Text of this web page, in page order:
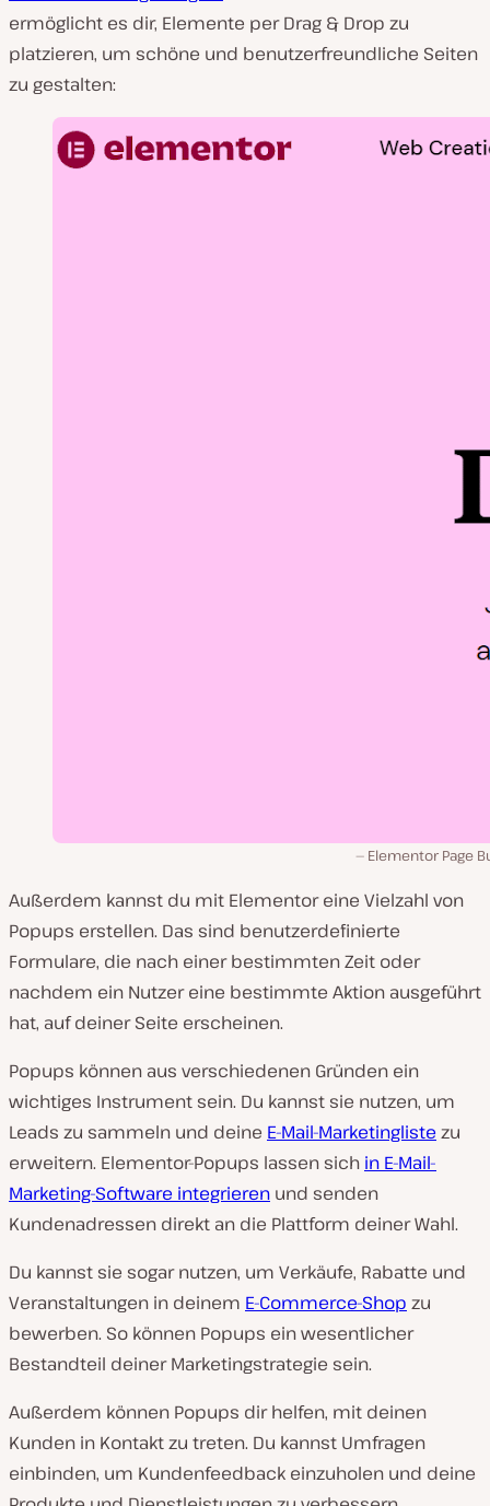
ermöglicht es dir, Elemente per Drag & Drop zu
platzieren, um schöne und benutzerfreundliche Seiten
zu gestalten:
Elementor Page
Außerdem kannst du mit Elementor eine Vielzahl von
Popups erstellen. Das sind benutzerdefinierte
Formulare, die nach einer bestimmten Zeit oder
nachdem ein Nutzer eine bestimmte Aktion ausgeführt
hat, auf deiner Seite erscheinen.
Popups können aus verschiedenen Gründen ein
wichtiges Instrument sein. Du kannst sie nutzen, um
Leads zu sammeln und deine E-Mail-Marketingliste zu
erweitern. Elementor-Popups lassen sich in E-Mail-
Marketing-Software integrieren und senden
Kundenadressen direkt an die Plattform deiner Wahl.
Du kannst sie sogar nutzen, um Verkäufe, Rabatte und
Veranstaltungen in deinem E-Commerce-Shop zu
bewerben. So können Popups ein wesentlicher
Bestandteil deiner Marketingstrategie sein.
Außerdem können Popups dir helfen, mit deinen
Kunden in Kontakt zu treten. Du kannst Umfragen
einbinden, um Kundenfeedback einzuholen und deine